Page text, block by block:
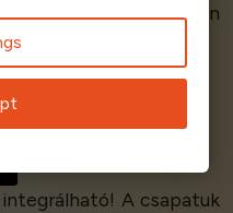
rendszeremben. Minden
Richard Laniel
A csapatuk